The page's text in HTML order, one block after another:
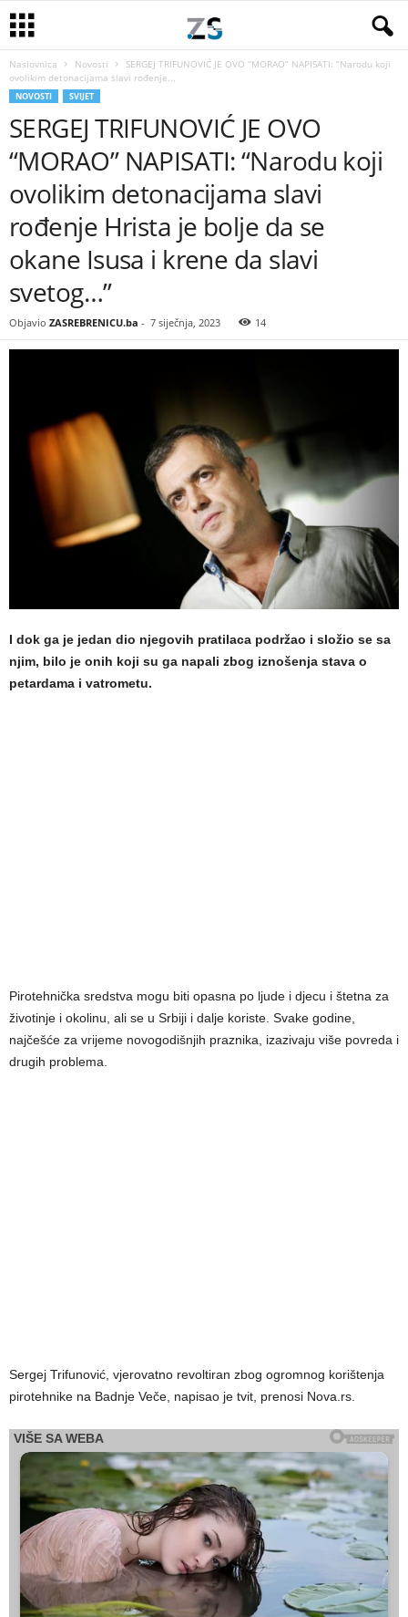
Naslovnica Novosti
SERGEJ TRIFUNOVIĆ JE OVO “MORAO” NAPISATI: “Narodu koji
ovolikim detonacijama slavi rođenje...
NOVOSTI SVIJET
SERGEJ TRIFUNOVIĆ JE OVO
“MORAO” NAPISATI: “Narodu koji
ovolikim detonacijama slavi
rođenje Hrista je bolje da se
okane Isusa i krene da slavi
svetog…”
Objavio ZASREBRENICU.ba - 7 siječnja, 2023 14
I dok ga je jedan dio njegovih pratilaca podržao i složio se sa
njim, bilo je onih koji su ga napali zbog iznošenja stava o
petardama i vatrometu.
Pirotehnička sredstva mogu biti opasna po ljude i djecu i štetna za
životinje i okolinu, ali se u Srbiji i dalje koriste. Svake godine,
najčešće za vrijeme novogodišnjih praznika, izazivaju više povreda i
drugih problema.
Sergej Trifunović, vjerovatno revoltiran zbog ogromnog korištenja
pirotehnike na Badnje Veče, napisao je tvit, prenosi Nova.rs.